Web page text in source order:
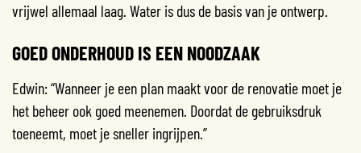
vrijwel allemaal laag. Water is dus de basis van je ontwerp.
GOED ONDERHOUD IS EEN NOODZAAK
Edwin: “Wanneer je een plan maakt voor de renovatie moet je
het beheer ook goed meenemen. Doordat de gebruiksdruk
toeneemt, moet je sneller ingrijpen.”